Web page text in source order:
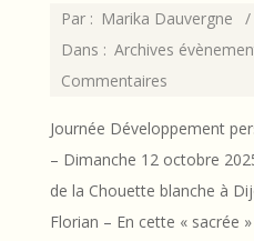
2025-
07-
18
Par : Marika Dauvergne
Dans : Archives
Commentaires
Journée Développement
– Dimanche 12 octobre
de la Chouette blanche à
Florian – En cette « sacrée